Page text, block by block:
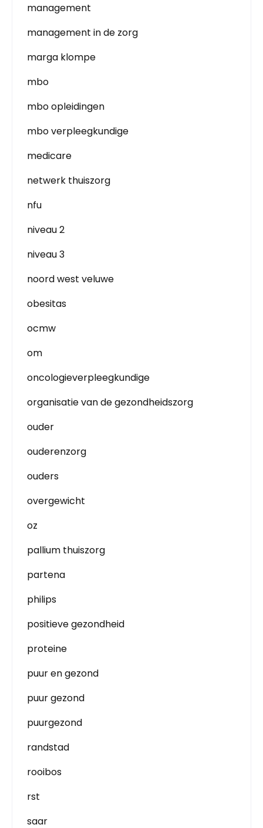
management
management in de zorg
marga klompe
mbo
mbo opleidingen
mbo verpleegkundige
medicare
netwerk thuiszorg
nfu
niveau 2
niveau 3
noord west veluwe
obesitas
ocmw
om
oncologieverpleegkundige
organisatie van de gezondheidszorg
ouder
ouderenzorg
ouders
overgewicht
oz
pallium thuiszorg
partena
philips
positieve gezondheid
proteine
puur en gezond
puur gezond
puurgezond
randstad
rooibos
rst
saar